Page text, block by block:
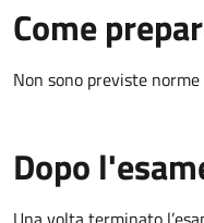
Come
Non sono previste
Dopo